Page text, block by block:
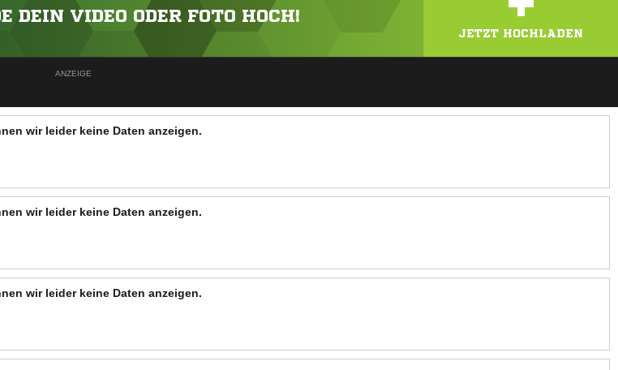
DEIN VIDEO ODER FOTO HOCH!
JETZT HOCHLADEN
ANZEIGE
wir leider keine Daten anzeigen.
wir leider keine Daten anzeigen.
wir leider keine Daten anzeigen.